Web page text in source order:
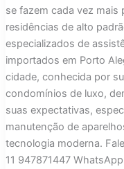
se fazem cada vez
residências de alto
especializados de
importados em Porto
cidade, conhecida por
condomínios de luxo,
suas expectativas,
manutenção de
tecnologia moderna.
11 947871447